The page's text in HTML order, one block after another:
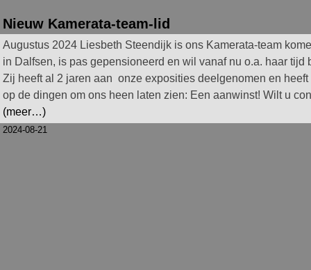
Nieuw Kamerata-team-lid
Augustus 2024 Liesbeth Steendijk is ons Kamerata-team
in Dalfsen, is pas gepensioneerd en wil vanaf nu o.a. haar tijd
Zij heeft al 2 jaren aan onze exposities deelgenomen en
op de dingen om ons heen laten zien: Een aanwinst! Wilt u
(meer…)
2024-08-21